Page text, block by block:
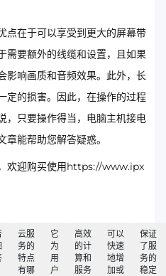
点在于可以享受到更大的屏幕带
需要额外的线缆和设置，且如果
影响画质和音频效果。此外，长
定的损害。因此，在操作的过程
，只要操作得当，电脑主机接电
能帮助您解答疑惑。
欢迎购买使用https://www.ipx
云服
务的
特点
有哪
它
为
用
户
高效
的计
算和
服务
可以
快速
地增
加或
保证
了服
务的
稳定